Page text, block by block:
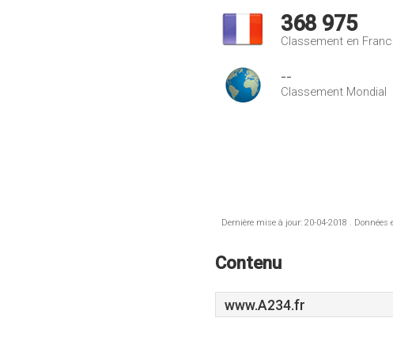
368 975
Classement en
--
Classement Mondial
Dernière mise à jour: 20-04-2018 . Données
Contenu
www.A234.fr